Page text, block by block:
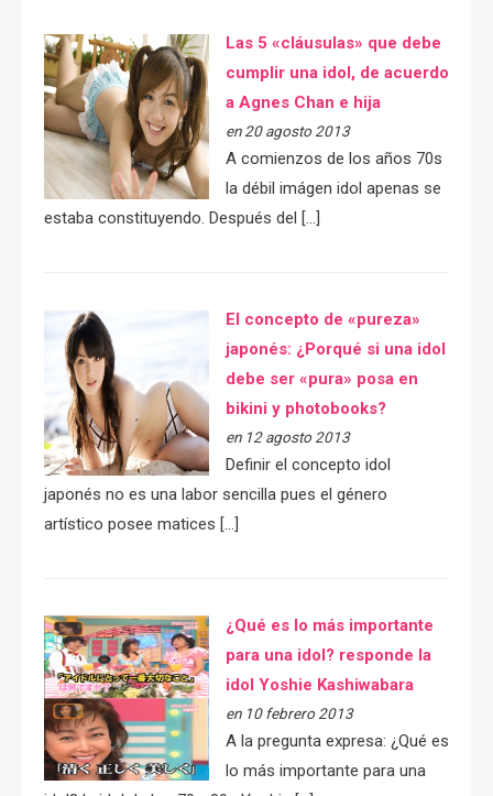
Las 5 «cláusulas» que debe
cumplir una idol, de acuerdo
a Agnes Chan e hija
en 20 agosto 2013
A comienzos de los años 70s
la débil imágen idol apenas se
estaba constituyendo. Después del […]
El concepto de «pureza»
japonés: ¿Porqué si una idol
debe ser «pura» posa en
bikini y photobooks?
en 12 agosto 2013
Definir el concepto idol
japonés no es una labor sencilla pues el género
artístico posee matices […]
¿Qué es lo más importante
para una idol? responde la
idol Yoshie Kashiwabara
en 10 febrero 2013
A la pregunta expresa: ¿Qué es
lo más importante para una